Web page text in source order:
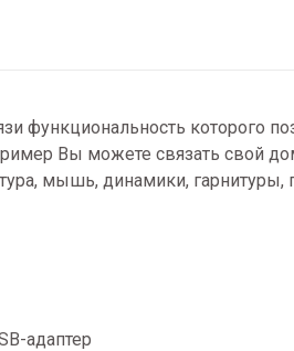
функциональность которого
Вы можете связать свой
мышь, динамики,
адаптер